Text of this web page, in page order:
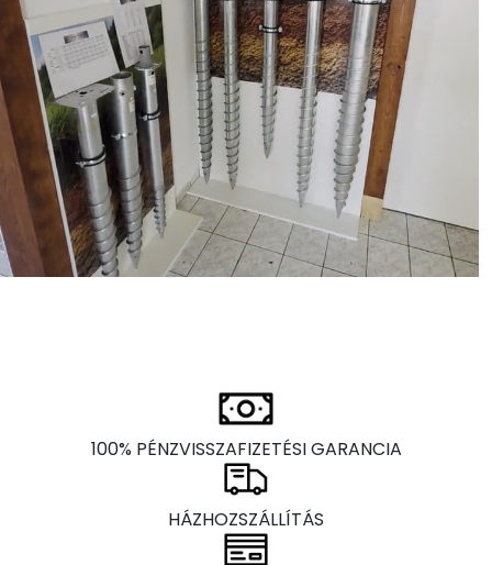
100% PÉNZVISSZAFIZETÉSI GARANCIA
HÁZHOZSZÁLLÍTÁS